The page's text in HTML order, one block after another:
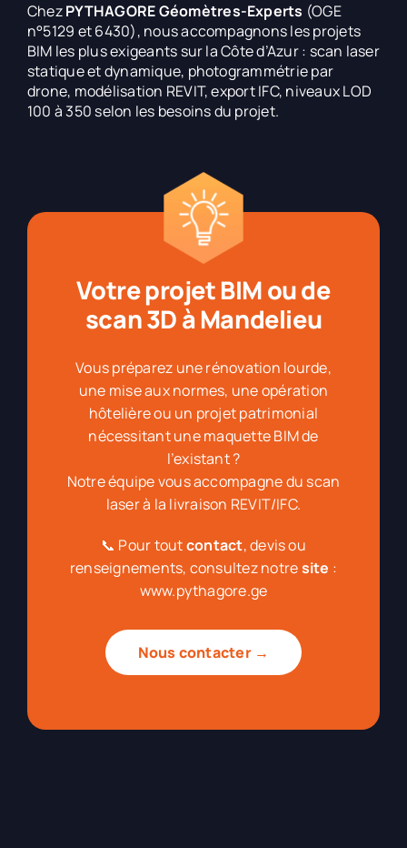
ChezPYTHAGORE Géomètres-Experts (OGE
n°5129 et 6430), nous accompagnons les projets
BIM les plus exigeants sur la Côte d’Azur : scan laser
statique et dynamique, photogrammétrie par
drone, modélisation REVIT, export IFC, niveaux LOD
100 à 350 selon les besoins du projet.
Votre projet BIM ou de
scan 3D à Mandelieu
Vous préparez une rénovation lourde,
une mise aux normes, une opération
hôtelière ou un projet patrimonial
nécessitant une maquette BIM de
l’existant ?
Notre équipe vous accompagne du scan
laser à la livraison REVIT/IFC.
📞 Pour toutcontact, devis ou
renseignements, consultez notresite :
www.pythagore.ge
Nous contacter →